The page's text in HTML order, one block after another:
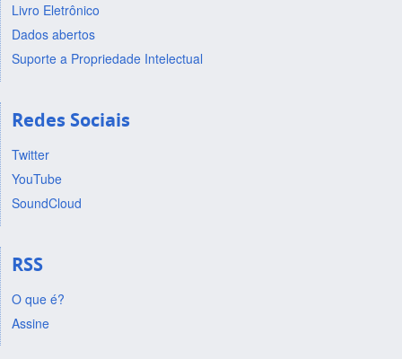
Livro Eletrônico
Dados abertos
Suporte a Propriedade Intelectual
Redes Sociais
Twitter
YouTube
SoundCloud
RSS
O que é?
Assine